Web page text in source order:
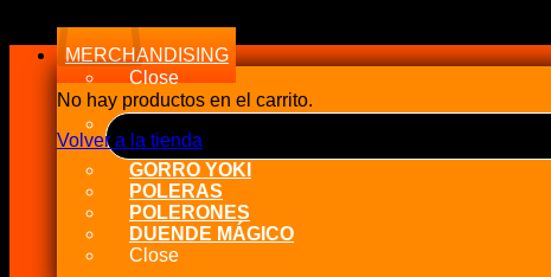
No hay productos en el carrito.
Volver a la tienda
MERCHANDISING
Close
GORRO YOKI
POLERAS
POLERONES
DUENDE MÁGICO
Close